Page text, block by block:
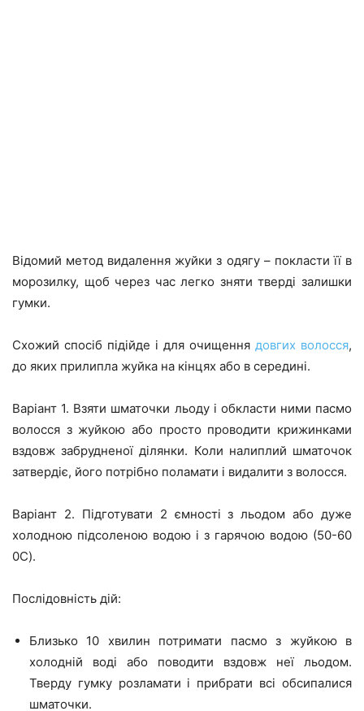
Відомий метод видалення жуйки з одягу – покласти її в
морозилку, щоб через час легко зняти тверді залишки
гумки.
Схожий спосіб підійде і для очищення довгих волосся,
до яких прилипла жуйка на кінцях або в середині.
Варіант 1. Взяти шматочки льоду і обкласти ними пасмо
волосся з жуйкою або просто проводити крижинками
вздовж забрудненої ділянки. Коли налиплий шматочок
затвердіє, його потрібно поламати і видалити з волосся.
Варіант 2. Підготувати 2 ємності з льодом або дуже
холодною підсоленою водою і з гарячою водою (50-60
0C).
Послідовність дій:
Близько 10 хвилин потримати пасмо з жуйкою в
холодній воді або поводити вздовж неї льодом.
Тверду гумку розламати і прибрати всі обсипалися
шматочки.